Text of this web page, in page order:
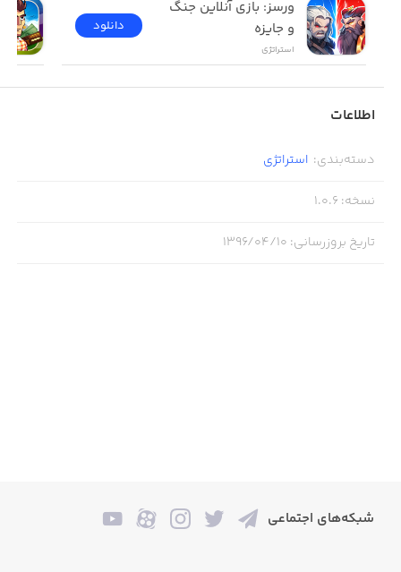
و جایزه
استراتژی
دانلود
اطلاعات
دسته‌بندی: استراتژی
نسخه:
1.0.6
تاریخ بروزرسانی: ۱۳۹۶/۰۴/۱۰
شبکه‌های اجتماعی